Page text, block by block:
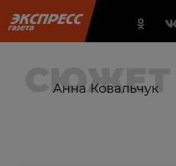
СЮЖЕТ
Анна Ковальчук